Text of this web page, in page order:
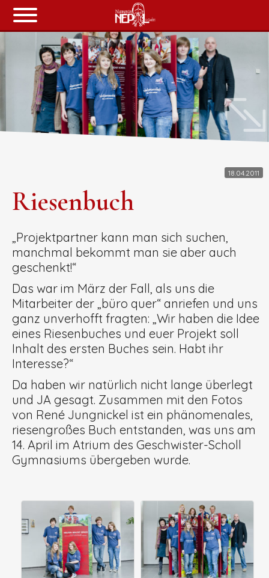
Über uns
Unsere Arbeit
Chronik
Shop
18.04.2011
Riesenbuch
„Projektpartner kann man sich suchen,
manchmal bekommt man sie aber auch
geschenkt!“
Das war im März der Fall, als uns die
Mitarbeiter der „büro quer“ anriefen und uns
ganz unverhofft fragten: „Wir haben die Idee
eines Riesenbuches und euer Projekt soll
Inhalt des ersten Buches sein. Habt ihr
Interesse?“
Da haben wir natürlich nicht lange überlegt
und JA gesagt. Zusammen mit den Fotos
von René Jungnickel ist ein phänomenales,
riesengroßes Buch entstanden, was uns am
14. April im Atrium des Geschwister-Scholl
Gymnasiums übergeben wurde.